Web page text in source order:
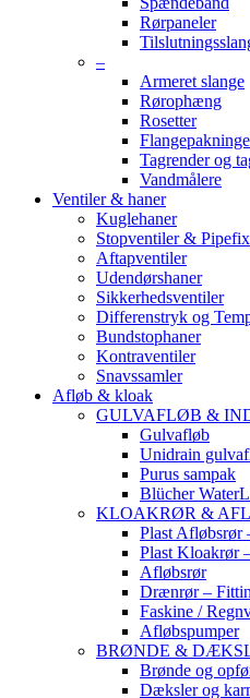
Rørpaneler
–
Armeret slange
Rørophæng
Rosetter
Tagrender og
Vandmålere
Ventiler & haner
Kuglehaner
Stopventiler & Pipefix
Aftapventiler
Udendørshaner
Sikkerhedsventiler
Differenstryk og
Bundstophaner
Kontraventiler
Snavssamler
Afløb & kloak
GULVAFLØB &
Gulvafløb
Unidrain
Purus sampak
Blücher
KLOAKRØR &
Plast Afløbsrør
Plast Kloakrør
Afløbsrør
Drænrør –
Faskine /
Afløbspumper
BRØNDE &
Brønde og
Dæksler og